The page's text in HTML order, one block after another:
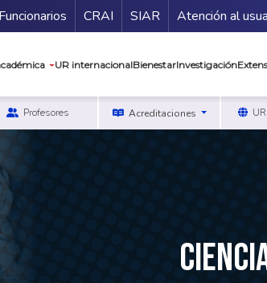
Funcionarios Guía de
CRAI SIAR Atención al
UR internacionalBienestarInvestigación
Profesores Acreditaciones